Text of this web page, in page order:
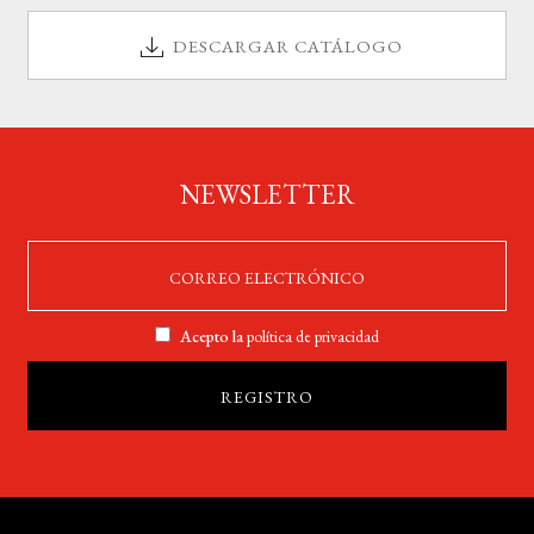
DESCARGAR CATÁLOGO
NEWSLETTER
Acepto lapolítica de privacidad